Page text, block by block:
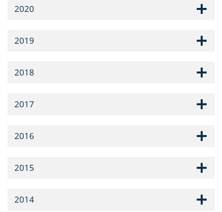
2020
2019
2018
2017
2016
2015
2014